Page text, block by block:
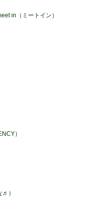
in（ミートイン）
）
♬）